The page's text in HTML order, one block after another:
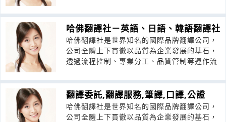
哈佛翻譯社－英語、日語、韓語翻譯社
哈佛翻譯社是世界知名的國際品牌翻譯公司，
公司全體上下貫徹以品質為企業發展的基石，
透過流程控制、專業分工、品質管制等運作流
翻譯委託,翻譯服務,筆譯,口譯,公證
哈佛翻譯社是世界知名的國際品牌翻譯公司，
公司全體上下貫徹以品質為企業發展的基石，